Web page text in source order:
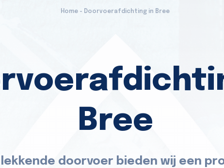
Home - Doorvoerafdichting in Bree
Bree
doorvoer bieden wij een